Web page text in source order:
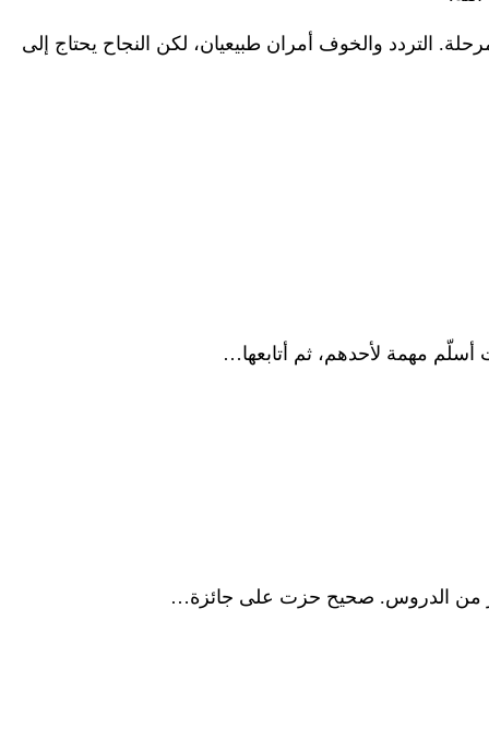
التردد والخوف أمران طبيعيان، لكن النجاح يحتاج إلى
مهمة لأحدهم، ثم أتابعها…
من الدروس. صحيح حزت على جائزة…